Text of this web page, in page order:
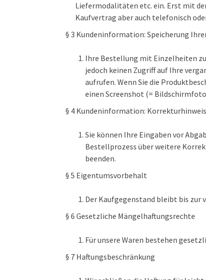
Liefermodalitäten etc. ein. Erst mit
Kaufvertrag aber auch telefonisch
§ 3 Kundeninformation: Speicherung
Ihre Bestellung mit Einzelheiten
jedoch keinen Zugriff auf Ihre
aufrufen. Wenn Sie die
einen Screenshot (=
§ 4 Kundeninformation: Korrekturhinweis
Sie können Ihre Eingaben vor
Bestellprozess über weitere
beenden.
§ 5 Eigentumsvorbehalt
Der Kaufgegenstand bleibt bis zur
§ 6 Gesetzliche Mängelhaftungsrechte
Für unsere Waren bestehen
§ 7 Haftungsbeschränkung